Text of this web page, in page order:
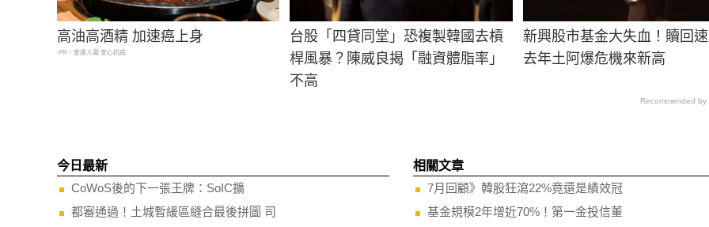
高油高酒精 加速癌上身
PR・安達人壽 安心抗癌
台股「四貸同堂」恐複製韓國去槓
桿風暴？陳威良揭「融資體脂率」
不高
新興股市基金大失血！贖回
去年土阿爆危機來新高
Recommended by
今日最新
CoWoS後的下一張王牌：SoIC擴
都審通過！土城暫緩區縫合最後拼圖 司
相關文章
7月回顧》韓股狂瀉22%竟還是績效冠
基金規模2年增近70%！第一金投信董